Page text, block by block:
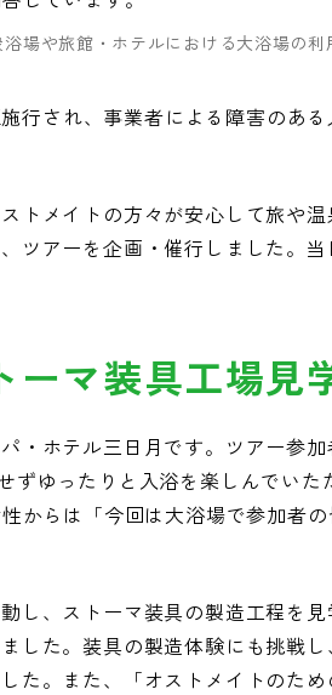
場や旅館・ホテルにおける大浴場の
行され、事業者による障害のあ
トメイトの方々が安心して旅や
アーを企画・催行しました。当
マ装具工場見
・ホテル三日月です。ツアー参
ゆったりと入浴を楽しんでいた
からは「今回は大浴場で参加者
し、ストーマ装具の製造工程を
した。装具の製造体験にも挑戦
た。また、「オストメイトのた